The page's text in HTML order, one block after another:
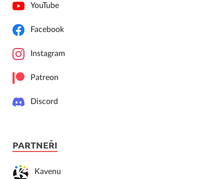
YouTube
Facebook
Instagram
Patreon
Discord
PARTNEŘI
Kavenu